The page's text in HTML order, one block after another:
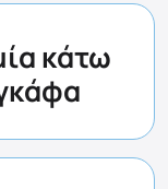
κάτω